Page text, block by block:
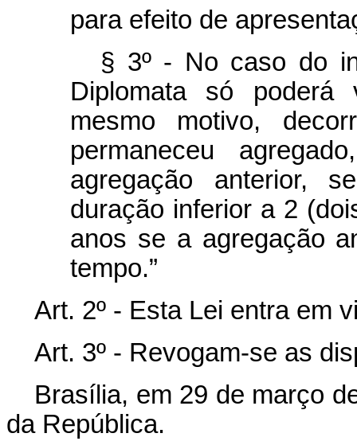
para efeito de
§ 3º - No caso do
Diplomata só
mesmo motivo,
permaneceu
agregação anterior,
duração inferior a 2
anos se a agregação
tempo.”
Art. 2º - Esta Lei entra em
Art. 3º - Revogam-se as
Brasília, em 29 de março
da República.